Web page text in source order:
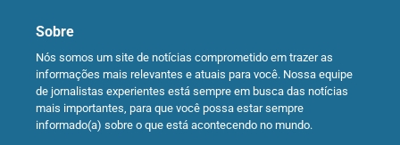
Sobre
Nós somos um site de notícias comprometido em trazer as
informações mais relevantes e atuais para você. Nossa equipe
de jornalistas experientes está sempre em busca das notícias
mais importantes, para que você possa estar sempre
informado(a) sobre o que está acontecendo no mundo.